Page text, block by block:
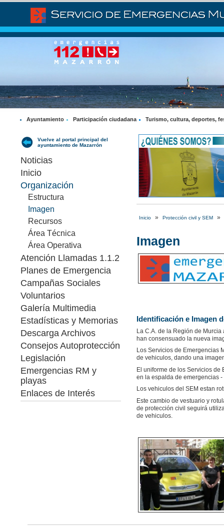
Ayuntamiento Participación ciudadana Turismo, cultura, deportes,
Vuelve al portal principal del
ayuntamiento de Mazarrón
Noticias
Inicio
Organización
Estructura
Imagen
Recursos
Área Técnica
Área Operativa
Atención Llamadas 1.1.2
Planes de Emergencia
Campañas Sociales
Voluntarios
Galería Multimedia
Estadísticas y Memorias
Descarga Archivos
Consejos Autoprotección
Legislación
Emergencias RM y
playas
Enlaces de Interés
Inicio » Protección civil y SEM »
Imagen
Identificación e Imagen
La C.A. de la Región de
han consensuado la nueva
Los Servicios de Emergencias
de vehiculos, dando una
El uniforme de los Servicios de
en la espalda de emergencias
Los vehiculos del SEM estan
Este cambio de vestuario y
de protección civil seguirá
de vehiculos.